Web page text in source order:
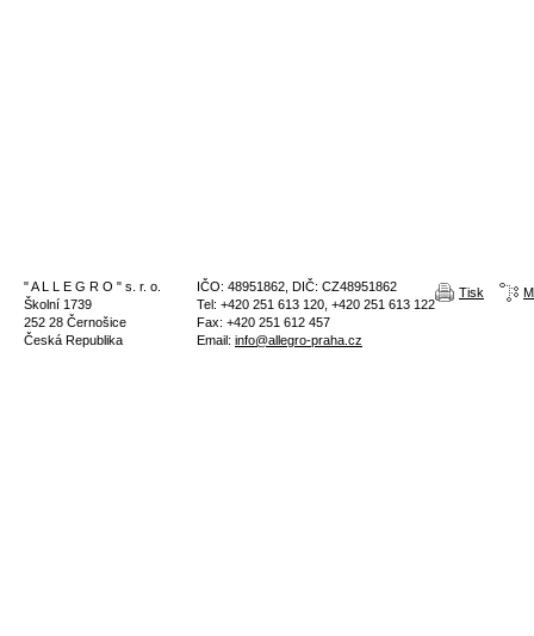
" A L L E G R O " s. r. o.
Školní 1739
252 28 Černošice
Česká Republika
IČO: 48951862, DIČ: CZ48951862
Tel: +420 251 613 120, +420 251 613 122
Fax: +420 251 612 457
Email: info@allegro-praha.cz
Tisk